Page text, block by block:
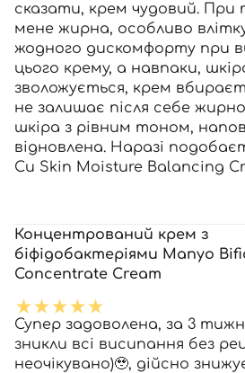
сказати, крем чудовий. При
мене жирна, особливо
жодного дискомфорту при
цього крему, а навпаки,
зволожується, крем
не залишає після себе
шкіра з рівним тоном,
відновлена. Наразі
Cu Skin Moisture Balancing
Концентрований крем з
біфідобактеріями Manyo
Concentrate Cream
Супер задоволена, за 3
зникли всі висипання без
неочікувано)🥹, дійсно